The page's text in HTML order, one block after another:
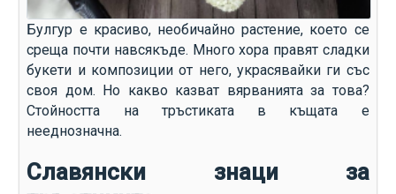
Булгур е красиво, необичайно растение, което се
среща почти навсякъде. Много хора правят сладки
букети и композиции от него, украсявайки ги със
своя дом. Но какво казват вярванията за това?
Стойността на тръстиката в къщата е
нееднозначна.
Славянски знаци за